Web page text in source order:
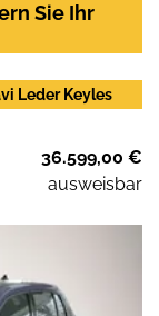
Sie Ihr
Leder Keyles
36.599,00 €
ausweisbar